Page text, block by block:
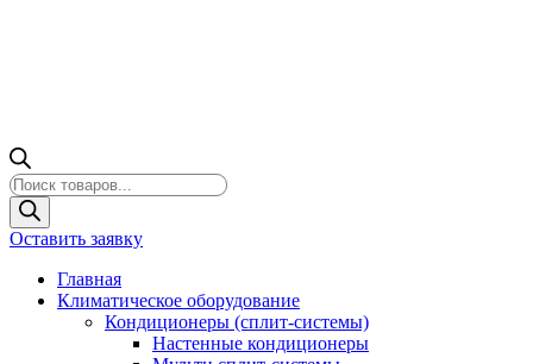
Поиск
товаров
Оставить заявку
Главная
Климатическое оборудование
Кондиционеры (сплит-системы)
Настенные кондиционеры